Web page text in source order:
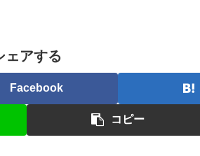
ェアする
Facebook
コピー